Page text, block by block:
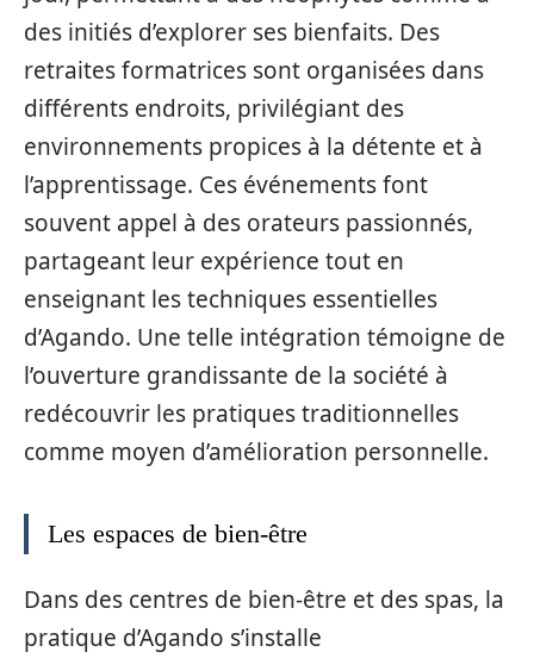
des initiés d’explorer ses bienfaits. Des
retraites formatrices sont organisées dans
différents endroits, privilégiant des
environnements propices à la détente et à
l’apprentissage. Ces événements font
souvent appel à des orateurs passionnés,
partageant leur expérience tout en
enseignant les techniques essentielles
d’Agando. Une telle intégration témoigne de
l’ouverture grandissante de la société à
redécouvrir les pratiques traditionnelles
comme moyen d’amélioration personnelle.
Les espaces de bien-être
Dans des centres de bien-être et des spas, la
pratique d’Agando s’installe